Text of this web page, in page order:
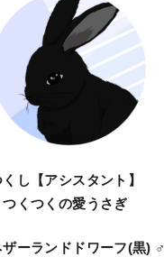
くし【アシスタント】
つくつくの愛うさぎ
ザーランドドワーフ(黒) ♂